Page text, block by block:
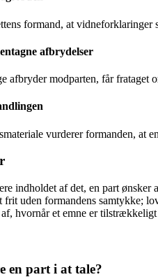
formand, at
afbrydelser
afbryder modparten, får frataget
vurderer formanden, at
indholdet af det, en part
frit uden formandens samtykke;
hvornår et emne er
en part i at tale?